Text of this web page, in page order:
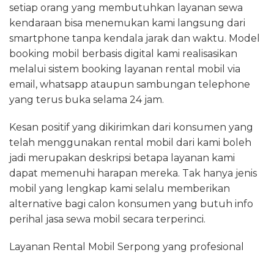
setiap orang yang membutuhkan layanan sewa
kendaraan bisa menemukan kami langsung dari
smartphone tanpa kendala jarak dan waktu. Model
booking mobil berbasis digital kami realisasikan
melalui sistem booking layanan rental mobil via
email, whatsapp ataupun sambungan telephone
yang terus buka selama 24 jam.
Kesan positif yang dikirimkan dari konsumen yang
telah menggunakan rental mobil dari kami boleh
jadi merupakan deskripsi betapa layanan kami
dapat memenuhi harapan mereka. Tak hanya jenis
mobil yang lengkap kami selalu memberikan
alternative bagi calon konsumen yang butuh info
perihal jasa sewa mobil secara terperinci.
Layanan Rental Mobil Serpong yang profesional